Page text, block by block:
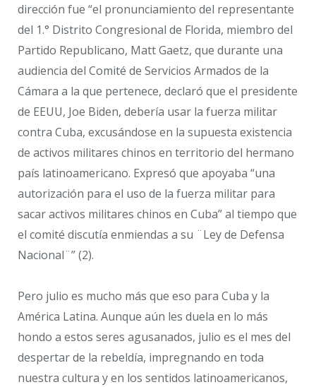
dirección fue “el pronunciamiento del representante
del 1.° Distrito Congresional de Florida, miembro del
Partido Republicano, Matt Gaetz, que durante una
audiencia del Comité de Servicios Armados de la
Cámara a la que pertenece, declaró que el presidente
de EEUU, Joe Biden, debería usar la fuerza militar
contra Cuba, excusándose en la supuesta existencia
de activos militares chinos en territorio del hermano
país latinoamericano. Expresó que apoyaba “una
autorización para el uso de la fuerza militar para
sacar activos militares chinos en Cuba” al tiempo que
el comité discutía enmiendas a su ¨Ley de Defensa
Nacional¨” (2).
Pero julio es mucho más que eso para Cuba y la
América Latina. Aunque aún les duela en lo más
hondo a estos seres agusanados, julio es el mes del
despertar de la rebeldía, impregnando en toda
nuestra cultura y en los sentidos latinoamericanos,